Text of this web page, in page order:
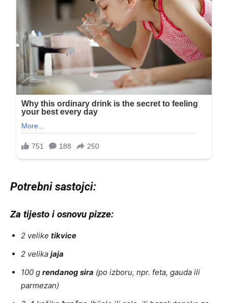
Potrebni sastojci:
Za tijesto i osnovu pizze:
2 velike tikvice
2 velika jaja
100 g rendanog sira (po izboru, npr. feta, gauda ili
parmezan)